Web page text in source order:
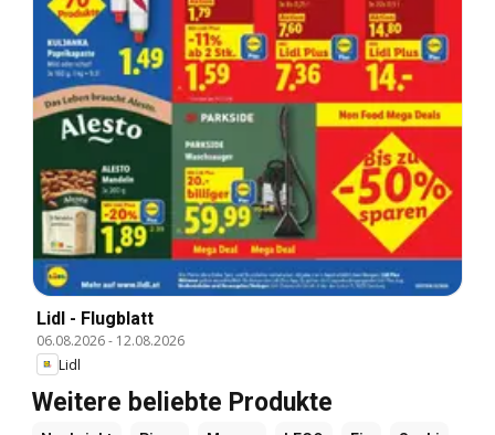
Lidl - Flugblatt
06.08.2026- 12.08.2026
Lidl
Weitere beliebte Produkte